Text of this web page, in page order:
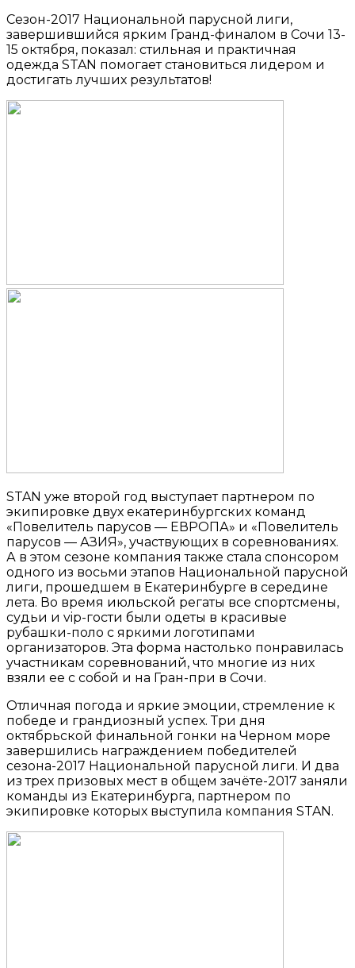
Сезон-2017 Национальной парусной лиги,
завершившийся ярким Гранд-финалом в Сочи 13-
15 октября, показал: стильная и практичная
одежда STAN помогает становиться лидером и
достигать лучших результатов!
STAN уже второй год выступает партнером по
экипировке двух екатеринбургских команд
«Повелитель парусов — ЕВРОПА» и «Повелитель
парусов — АЗИЯ», участвующих в соревнованиях.
А в этом сезоне компания также стала спонсором
одного из восьми этапов Национальной парусной
лиги, прошедшем в Екатеринбурге в середине
лета. Во время июльской регаты все спортсмены,
судьи и vip-гости были одеты в красивые
рубашки-поло с яркими логотипами
организаторов. Эта форма настолько понравилась
участникам соревнований, что многие из них
взяли ее с собой и на Гран-при в Сочи.
Отличная погода и яркие эмоции, стремление к
победе и грандиозный успех. Три дня
октябрьской финальной гонки на Черном море
завершились награждением победителей
сезона-2017 Национальной парусной лиги. И два
из трех призовых мест в общем зачёте-2017 заняли
команды из Екатеринбурга, партнером по
экипировке которых выступила компания STAN.